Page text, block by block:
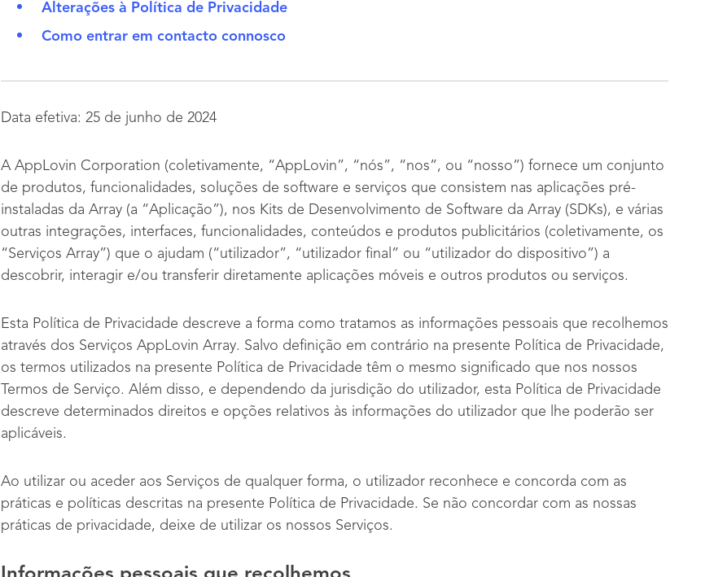
Alterações à Política de Privacidade
Como entrar em contacto connosco
Data efetiva: 25 de junho de 2024
A AppLovin Corporation (coletivamente, “AppLovin”, “nós”, “nos”, ou “nosso”) fornece um conjunto
de produtos, funcionalidades, soluções de software e serviços que consistem nas aplicações pré-
instaladas da Array (a “Aplicação”), nos Kits de Desenvolvimento de Software da Array (SDKs), e várias
outras integrações, interfaces, funcionalidades, conteúdos e produtos publicitários (coletivamente, os
“Serviços Array”) que o ajudam (“utilizador”, “utilizador final” ou “utilizador do dispositivo”) a
descobrir, interagir e/ou transferir diretamente aplicações móveis e outros produtos ou serviços.
Esta Política de Privacidade descreve a forma como tratamos as informações pessoais que recolhemos
através dos Serviços AppLovin Array. Salvo definição em contrário na presente Política de Privacidade,
os termos utilizados na presente Política de Privacidade têm o mesmo significado que nos nossos
Termos de Serviço. Além disso, e dependendo da jurisdição do utilizador, esta Política de Privacidade
descreve determinados direitos e opções relativos às informações do utilizador que lhe poderão ser
aplicáveis.
Ao utilizar ou aceder aos Serviços de qualquer forma, o utilizador reconhece e concorda com as
práticas e políticas descritas na presente Política de Privacidade. Se não concordar com as nossas
práticas de privacidade, deixe de utilizar os nossos Serviços.